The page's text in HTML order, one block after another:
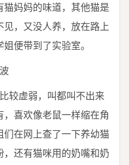
妈妈的味道，其他猫是
，又没人养，放在路上
便带到了实验室。
较虚弱，叫都叫不出来
喜欢像老鼠一样缩在角
在网上查了一下养幼猫
还有猫咪用的奶嘴和奶